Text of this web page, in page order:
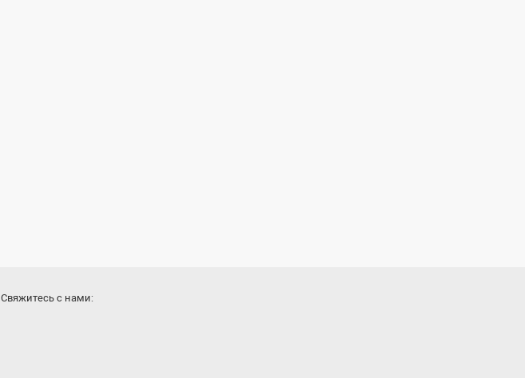
Cвяжитесь с нами: